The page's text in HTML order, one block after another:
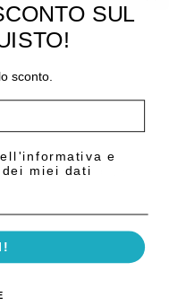
– confezione da 280 fogli
SUL
sconto.
e
miei dati